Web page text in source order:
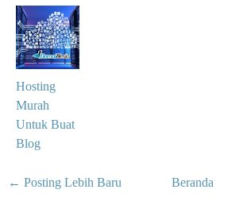
Hosting
Murah
Untuk Buat
Blog
← Posting Lebih Baru Beranda